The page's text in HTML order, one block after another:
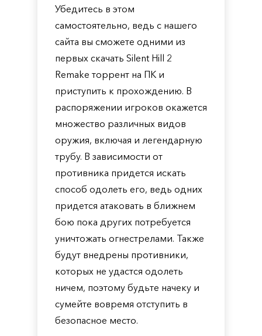
Убедитесь в этом
самостоятельно, ведь с нашего
сайта вы сможете одними из
первых скачать Silent Hill 2
Remake торрент на ПК и
приступить к прохождению. В
распоряжении игроков окажется
множество различных видов
оружия, включая и легендарную
трубу. В зависимости от
противника придется искать
способ одолеть его, ведь одних
придется атаковать в ближнем
бою пока других потребуется
уничтожать огнестрелами. Также
будут внедрены противники,
которых не удастся одолеть
ничем, поэтому будьте начеку и
сумейте вовремя отступить в
безопасное место.